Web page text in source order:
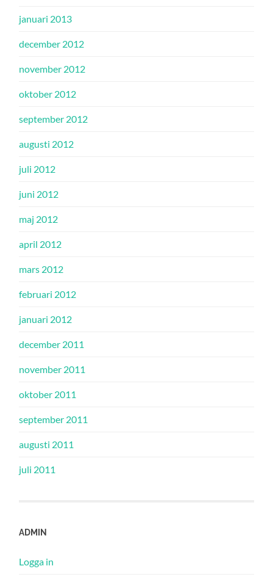
januari 2013
december 2012
november 2012
oktober 2012
september 2012
augusti 2012
juli 2012
juni 2012
maj 2012
april 2012
mars 2012
februari 2012
januari 2012
december 2011
november 2011
oktober 2011
september 2011
augusti 2011
juli 2011
ADMIN
Logga in